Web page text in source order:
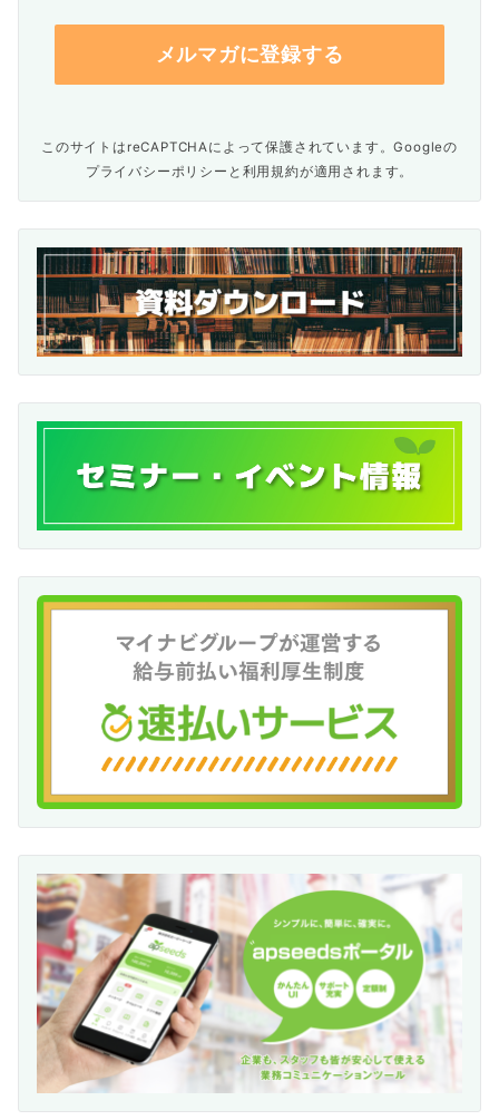
このサイトはreCAPTCHAによって保護されています。Googleの
プライバシーポリシー と 利用規約が適用されます。